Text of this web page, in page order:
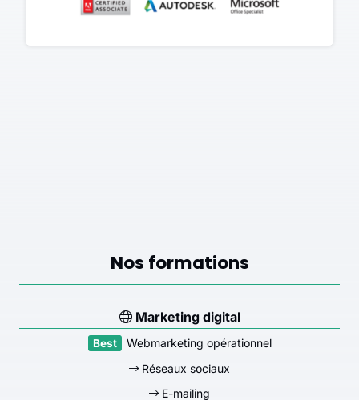
Nos formations
Marketing digital
Webmarketing opérationnel
Réseaux sociaux
E-mailing